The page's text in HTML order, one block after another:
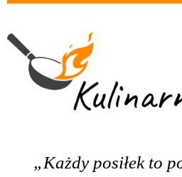
„Każdy posiłek to